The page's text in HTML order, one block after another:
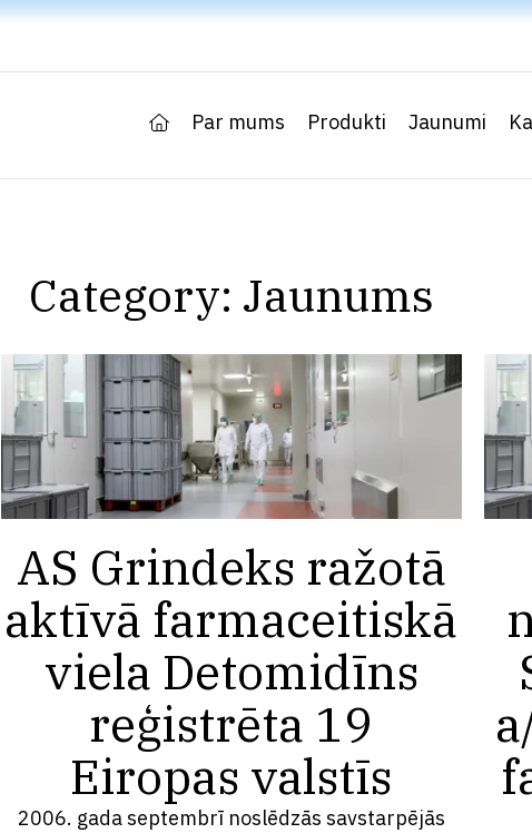
Par mums Produkti Jaunumi
Category: Jaunums
AS Grindeks ražotā
aktīvā farmaceitiskā
viela Detomidīns
reģistrēta 19
Eiropas valstīs
2006. gada septembrī noslēdzās savstarpējās